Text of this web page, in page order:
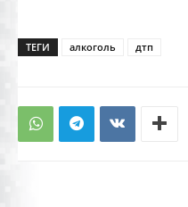
ТЕГИ алкоголь дтп